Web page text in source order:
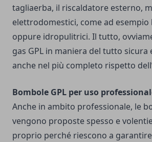
tagliaerba, il riscaldatore esterno,
elettrodomestici, come ad esempio
oppure idropulitrici. Il tutto,
gas GPL in maniera del tutto sicura
anche nel più completo rispetto
Bombole GPL per uso
Anche in ambito professionale, le
vengono proposte spesso e
proprio perché riescono a